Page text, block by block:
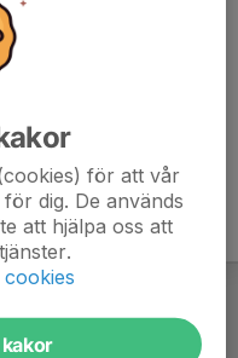
för att vår
dig. De används
att hjälpa oss att